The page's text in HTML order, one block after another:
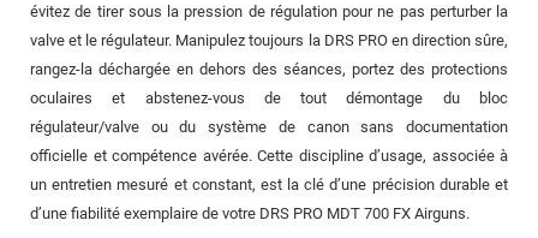
évitez de tirer sous la pression de régulation pour ne pas perturber la
valve et le régulateur. Manipulez toujours la DRS PRO en direction sûre,
rangez-la déchargée en dehors des séances, portez des protections
oculaires et abstenez-vous de tout démontage du bloc
régulateur/valve ou du système de canon sans documentation
officielle et compétence avérée. Cette discipline d’usage, associée à
un entretien mesuré et constant, est la clé d’une précision durable et
d’une fiabilité exemplaire de votre DRS PRO MDT 700 FX Airguns.